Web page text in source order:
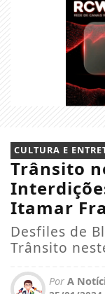
CULTURA E
Trânsito
Itamar
Desfiles de
Trânsito
Por A